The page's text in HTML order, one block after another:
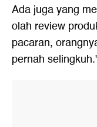
Ada juga yang
olah review
pacaran,
pernah